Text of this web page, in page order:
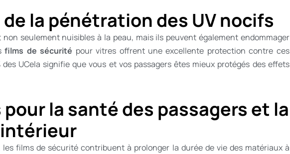
de la pénétration des UV nocifs
seulement nuisibles à la peau, mais ils peuvent également endommager
films de sécurité pour vitres offrent une excellente protection contre ces
UCela signifie que vous et vos passagers êtes mieux protégés des effets
la santé des passagers et la
les films de sécurité contribuent à prolonger la durée de vie des matériaux à